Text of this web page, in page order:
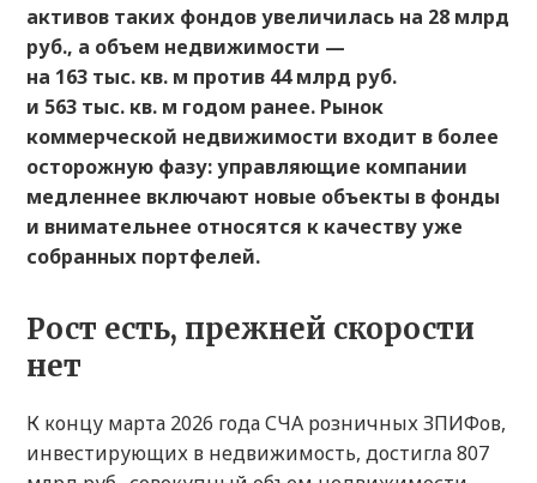
активов таких фондов увеличилась на 28 млрд
руб., а объем недвижимости —
на 163 тыс. кв. м против 44 млрд руб.
и 563 тыс. кв. м годом ранее. Рынок
коммерческой недвижимости входит в более
осторожную фазу: управляющие компании
медленнее включают новые объекты в фонды
и внимательнее относятся к качеству уже
собранных портфелей.
Рост есть, прежней скорости
нет
К концу марта 2026 года СЧА розничных ЗПИФов,
инвестирующих в недвижимость, достигла 807